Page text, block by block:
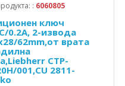
: 6060805
ключ
0.2A, 2-извода
62mm,от врата
CTP-
001,CU 2811-